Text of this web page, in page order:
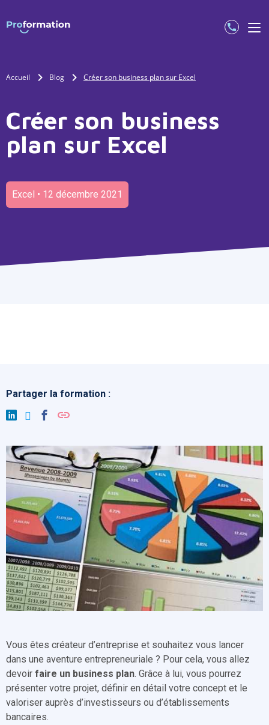
Accueil Blog Créer son business plan sur Excel
Créer son business
plan sur Excel
Excel • 12 décembre 2021
Partager la formation :
Vous êtes créateur d’entreprise et souhaitez vous lancer
dans une aventure entrepreneuriale ? Pour cela, vous allez
devoir faire un business plan. Grâce à lui, vous pourrez
présenter votre projet, définir en détail votre concept et le
valoriser auprès d’investisseurs ou d’établissements
bancaires.